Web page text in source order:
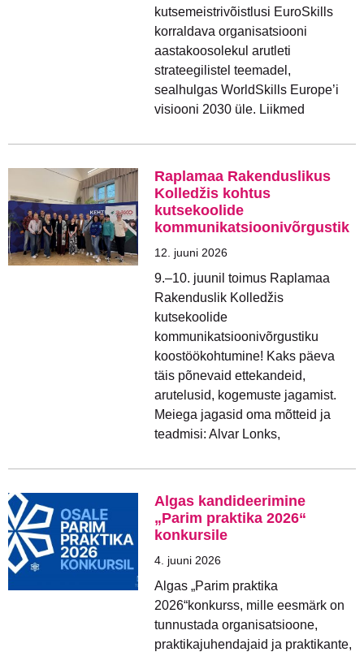
kutsemeistrivõistlusi EuroSkills
korraldava organisatsiooni
aastakoosolekul arutleti
strateegilistel teemadel,
sealhulgas WorldSkills Europe’i
visiooni 2030 üle. Liikmed
Raplamaa Rakenduslikus
Kolledžis kohtus
kutsekoolide
kommunikatsioonivõrgustik
12. juuni 2026
9.–10. juunil toimus Raplamaa
Rakenduslik Kolledžis
kutsekoolide
kommunikatsioonivõrgustiku
koostöökohtumine! Kaks päeva
täis põnevaid ettekandeid,
arutelusid, kogemuste jagamist.
Meiega jagasid oma mõtteid ja
teadmisi: Alvar Lonks,
Algas kandideerimine
„Parim praktika 2026“
konkursile
4. juuni 2026
Algas „Parim praktika
2026“konkurss, mille eesmärk on
tunnustada organisatsioone,
praktikajuhendajaid ja praktikante,